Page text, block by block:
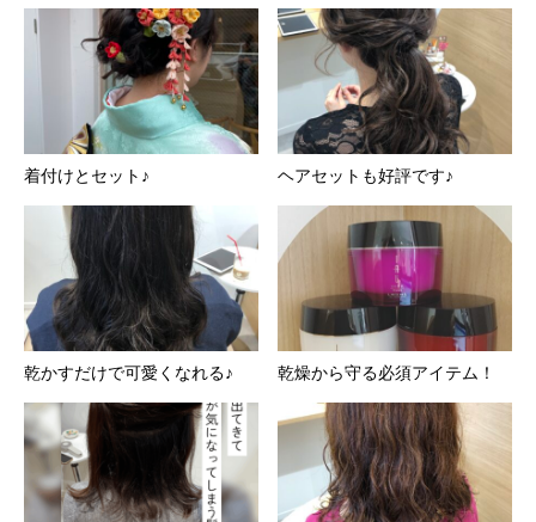
着付けとセット♪ ヘアセットも好評です♪
乾かすだけで可愛くなれる♪ 乾燥から守る必須アイテム！